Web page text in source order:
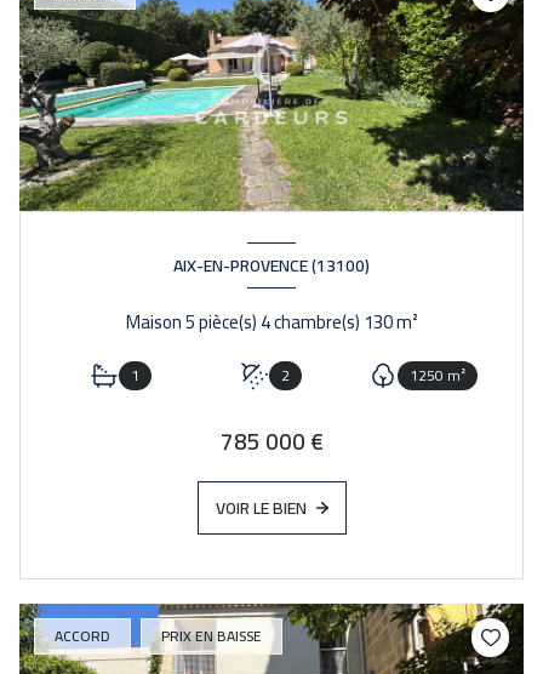
AIX-EN-PROVENCE (13100)
Maison 5 pièce(s) 4 chambre(s) 130 m²
1 2 1250 m²
785 000 €
VOIR LE BIEN
ACCORD PRIX EN BAISSE